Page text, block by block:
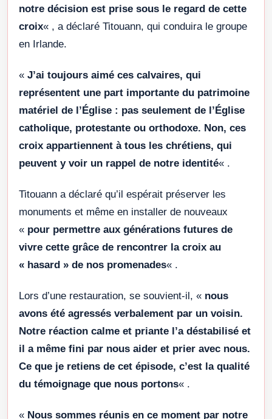
notre décision est prise sous le regard de cette
croix« , a déclaré Titouann, qui conduira le groupe
en Irlande.
« J’ai toujours aimé ces calvaires, qui
représentent une part importante du patrimoine
matériel de l’Église : pas seulement de l’Église
catholique, protestante ou orthodoxe. Non, ces
croix appartiennent à tous les chrétiens, qui
peuvent y voir un rappel de notre identité« .
Titouann a déclaré qu’il espérait préserver les
monuments et même en installer de nouveaux
« pour permettre aux générations futures de
vivre cette grâce de rencontrer la croix au
« hasard » de nos promenades« .
Lors d’une restauration, se souvient-il, « nous
avons été agressés verbalement par un voisin.
Notre réaction calme et priante l’a déstabilisé et
il a même fini par nous aider et prier avec nous.
Ce que je retiens de cet épisode, c’est la qualité
du témoignage que nous portons« .
« Nous sommes réunis en ce moment par notre